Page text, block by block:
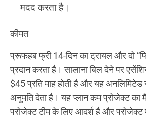
मदद करता है।
कीमत
प्रूफहबफ्री 14-दिन का ट्रायल और दो
प्रदान करता है। सालाना बिल देने पर
$45 प्रति माह होती है और यह अनलिमिटेड
अनुमति देता है। यह प्लान कम प्रोजेक्ट का
प्रोजेक्ट टीम के लिए आदर्श है और